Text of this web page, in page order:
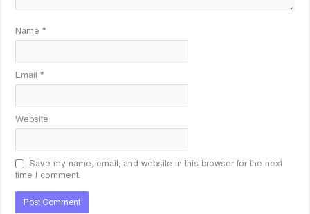
Name*
Email*
Website
Save my name, email, and website in this browser for the next
time I comment.